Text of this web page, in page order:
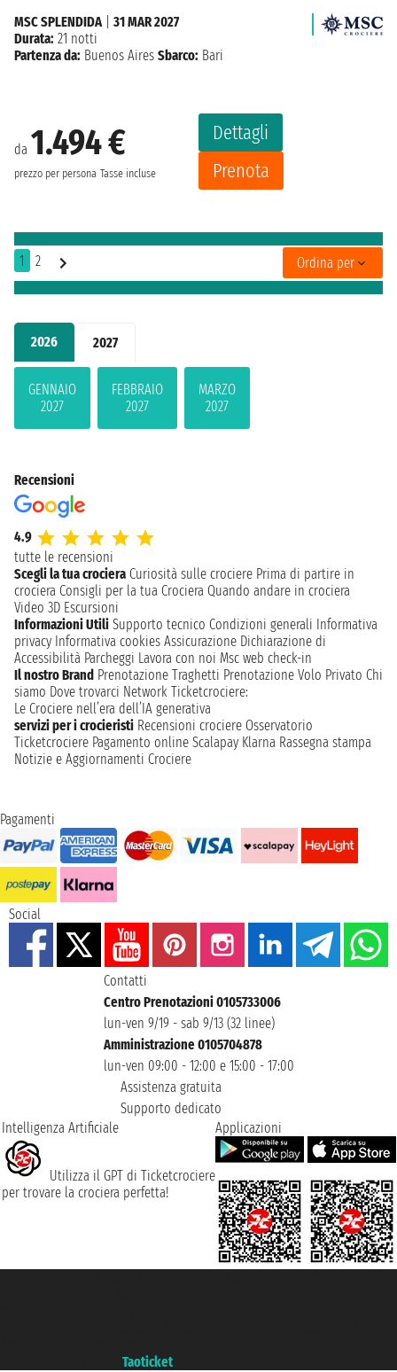
2026 2027
GENNAIO
2027
FEBBRAIO
2027
MARZO
2027
da 1.494 €
prezzo per persona Tasse incluse
Dettagli
Prenota
MSC SPLENDIDA
31 MAR 2027
Durata: 21 notti
Partenza da: Buenos Aires Sbarco: Bari
1 2 Ordina per
Recensioni
4.9
tutte le recensioni
Scegli la tua crociera Curiosità sulle crociere Prima di partire in
crociera Consigli per la tua Crociera Quando andare in crociera
Video 3D Escursioni
Informazioni Utili Supporto tecnico Condizioni generali Informativa
privacy Informativa cookies Assicurazione Dichiarazione di
Accessibilità Parcheggi Lavora con noi Msc web check-in
Il nostro Brand Prenotazione Traghetti Prenotazione Volo Privato Chi
siamo Dove trovarci Network Ticketcrociere:
Le Crociere nell’era dell’IA generativa
servizi per i crocieristi Recensioni crociere Osservatorio
Ticketcrociere Pagamento online Scalapay Klarna Rassegna stampa
Notizie e Aggiornamenti Crociere
Pagamenti
Social
Contatti
Centro Prenotazioni 0105733006
lun-ven 9/19 - sab 9/13 (32 linee)
Amministrazione 0105704878
lun-ven 09:00 - 12:00 e 15:00 - 17:00
Assistenza gratuita
Supporto dedicato
Intelligenza Artificiale
Utilizza il GPT di Ticketcrociere
per trovare la crociera perfetta!
Applicazioni
Taoticket